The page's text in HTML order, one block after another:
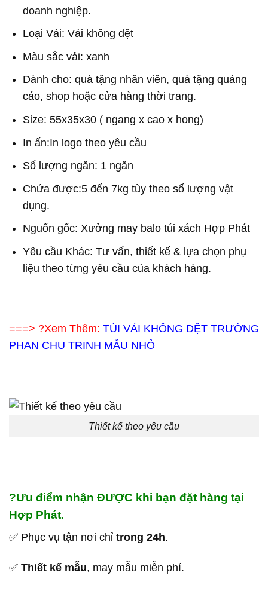
doanh nghiệp.
Loại Vải: Vải không dệt
Màu sắc vải: xanh
Dành cho: quà tặng nhân viên, quà tặng quảng
cáo, shop hoặc cửa hàng thời trang.
Size: 55x35x30 ( ngang x cao x hong)
In ấn:In logo theo yêu cầu
Số lượng ngăn: 1 ngăn
Chứa được:5 đến 7kg tùy theo số lượng vật
dụng.
Nguốn gốc: Xưởng may balo túi xách Hợp Phát
Yêu cầu Khác: Tư vấn, thiết kế & lựa chọn phụ
liệu theo từng yêu cầu của khách hàng.
===> ?Xem Thêm: TÚI VẢI KHÔNG DỆT TRƯỜNG
PHAN CHU TRINH MẪU NHỎ
Thiết kế theo yêu cầu
?Ưu điểm nhận ĐƯỢC khi bạn đặt hàng tại
Hợp Phát.
✅ Phục vụ tận nơi chỉ trong 24h.
✅ Thiết kế mẫu, may mẫu miễn phí.